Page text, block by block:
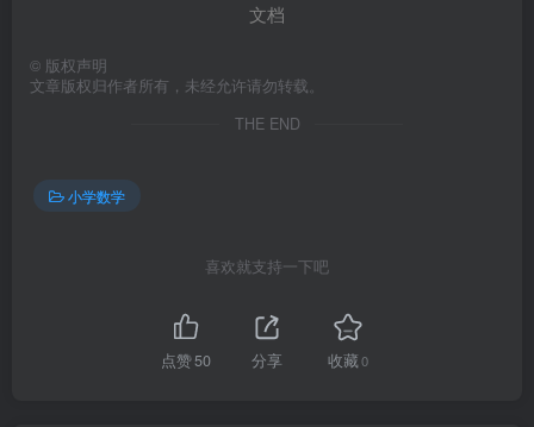
文档
© 版权声明
文章版权归作者所有，未经允许请勿转载。
THE END
小学数学
喜欢就支持一下吧
点赞50 分享 收藏0